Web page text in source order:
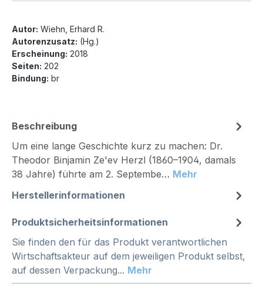
Autor: Wiehn, Erhard R.
Autorenzusatz: (Hg.)
Erscheinung: 2018
Seiten: 202
Bindung: br
Beschreibung
Um eine lange Geschichte kurz zu machen: Dr.
Theodor Binjamin Ze'ev Herzl (1860–1904, damals
38 Jahre) führte am 2. Septembe… Mehr
Herstellerinformationen
Produktsicherheitsinformationen
Sie finden den für das Produkt verantwortlichen
Wirtschaftsakteur auf dem jeweiligen Produkt selbst,
auf dessen Verpackung... Mehr